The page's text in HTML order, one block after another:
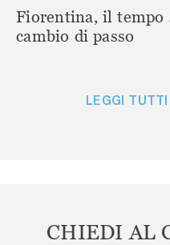
Fiorentina, il tempo
cambio di passo
LEGGI
CHIEDI AL